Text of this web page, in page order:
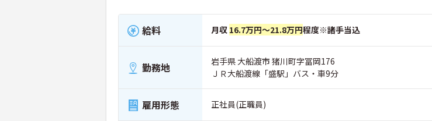
給料 月収 16.7万円～21.8万円程度※諸手当込
勤務地
岩手県 大船渡市 猪川町字冨岡176
ＪＲ大船渡線「盛駅」バス・車9分
雇用形態 正社員(正職員)